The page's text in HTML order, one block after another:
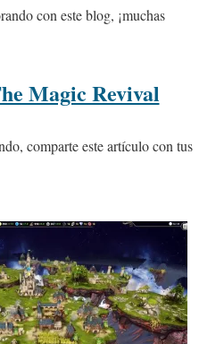
con este blog, ¡muchas
Magic Revival
comparte este artículo con tus